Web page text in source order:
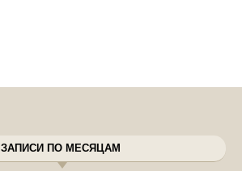
ЗАПИСИ ПО МЕСЯЦАМ